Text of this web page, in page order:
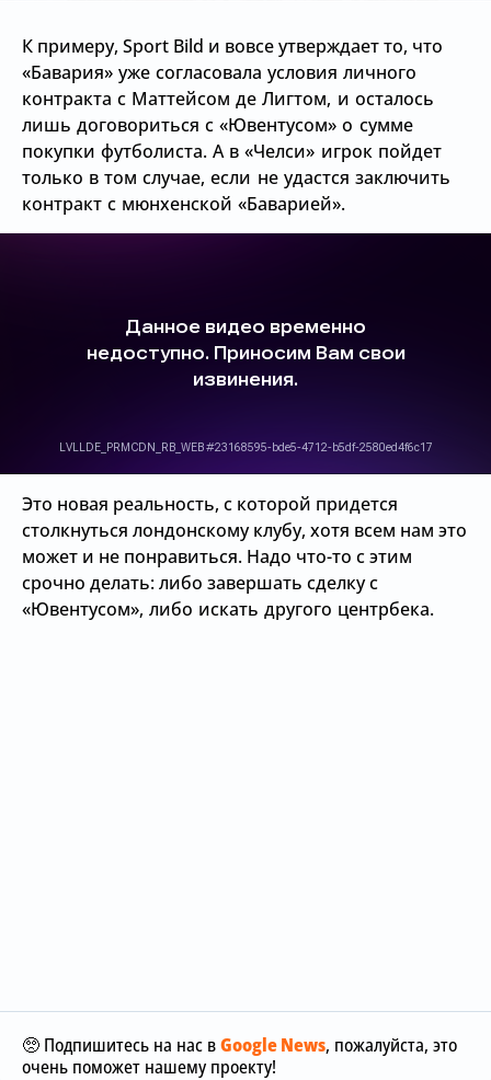
К примеру, Sport Bild и вовсе утверждает то, что
«Бавария» уже согласовала условия личного
контракта с Маттейсом де Лигтом, и осталось
лишь договориться с«Ювентусом» о сумме
покупки футболиста. А в «Челси» игрок пойдет
только в том случае, если не удастся заключить
контракт с мюнхенской «Баварией».
Это новая реальность, с которой придется
столкнуться лондонскому клубу, хотя всем нам это
может и не понравиться. Надо что-то с этим
срочно делать: либо завершать сделку с
«Ювентусом», либо искать другого центрбека.
🥺 Подпишитесь на нас вGoogle News, пожалуйста, это
очень поможет нашему проекту!